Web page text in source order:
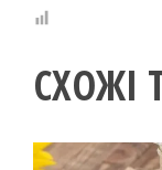
СХОЖІ